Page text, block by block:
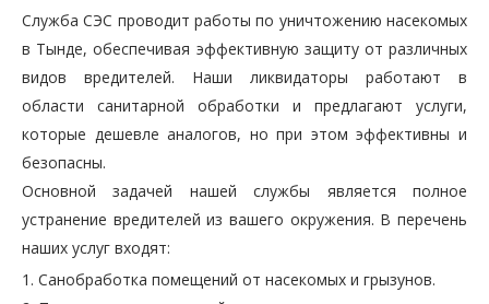
Служба СЭС проводит работы по уничтожению насекомых
в Тынде, обеспечивая эффективную защиту от различных
видов вредителей. Наши ликвидаторы работают в
области санитарной обработки и предлагают услуги,
которые дешевле аналогов, но при этом эффективны и
безопасны.
Основной задачей нашей службы является полное
устранение вредителей из вашего окружения. В перечень
наших услуг входят:
Санобработка помещений от насекомых и грызунов.